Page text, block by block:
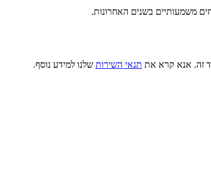
משמעותיים בשנים האחרונות.
זה. אנא קרא את תנאי השירות שלנו למידע נוסף.